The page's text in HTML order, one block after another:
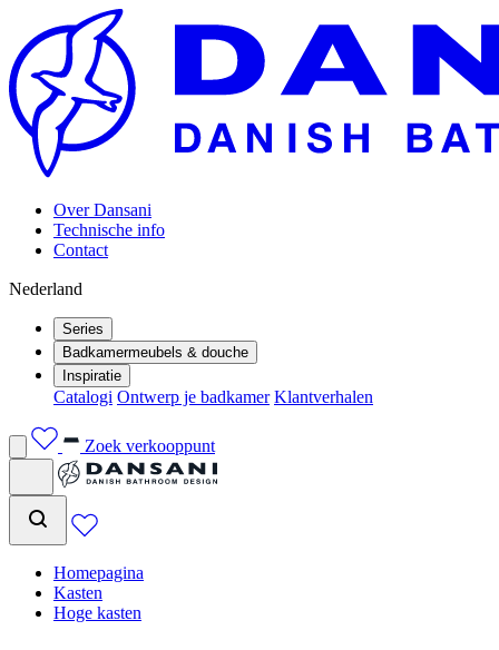
Over Dansani
Technische info
Contact
Nederland
Series
Badkamermeubels & douche
Inspiratie
Catalogi Ontwerp je badkamer Klantverhalen
Zoek verkooppunt
Homepagina
Kasten
Hoge kasten